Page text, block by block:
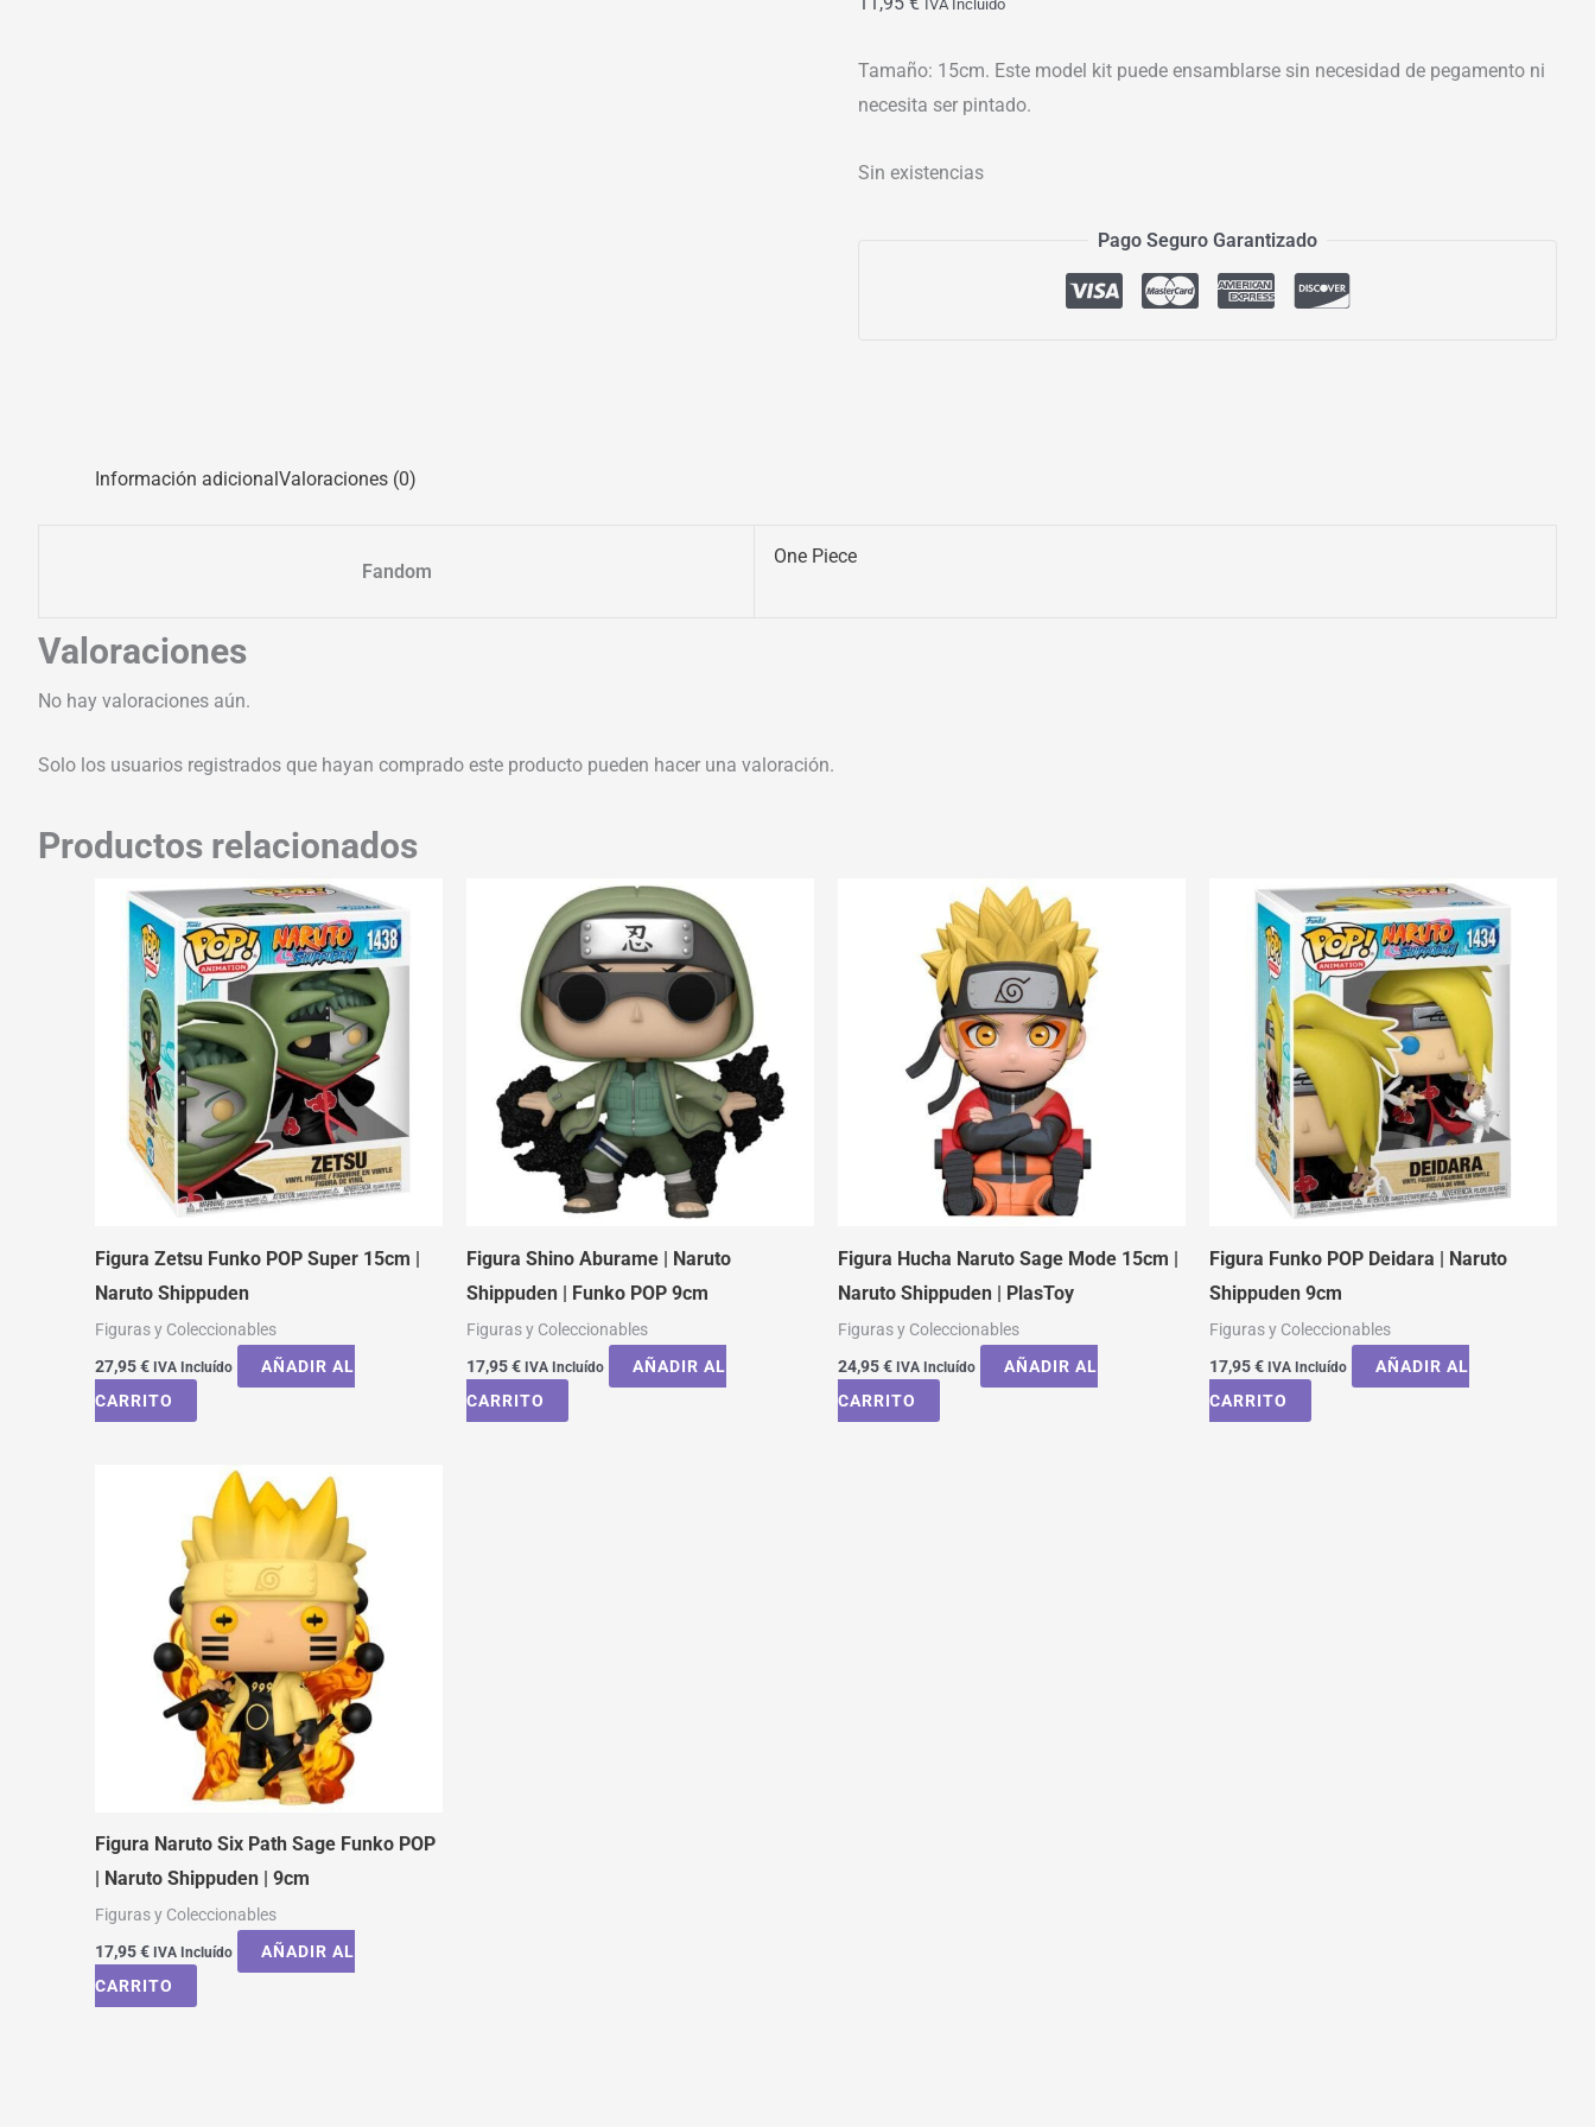
IVA Incluído
Tamaño: 15cm. Este model kit puede ensamblarse sin necesidad de pegamento ni
necesita ser pintado.
Sin existencias
Pago Seguro Garantizado
Información adicionalValoraciones (0)
Fandom
One Piece
Valoraciones
No hay valoraciones aún.
Solo los usuarios registrados que hayan comprado este producto pueden hacer una valoración.
Productos relacionados
Figura Zetsu Funko POP Super 15cm |
Naruto Shippuden
Figuras y Coleccionables
27,95€ IVA Incluído
AÑADIR AL
CARRITO
Figura Shino Aburame | Naruto
Shippuden | Funko POP 9cm
Figuras y Coleccionables
17,95€ IVA Incluído
AÑADIR AL
CARRITO
Figura Hucha Naruto Sage Mode 15cm |
Naruto Shippuden | PlasToy
Figuras y Coleccionables
24,95€ IVA Incluído
AÑADIR AL
CARRITO
Figura Funko POP Deidara | Naruto
Shippuden 9cm
Figuras y Coleccionables
17,95€ IVA Incluído
AÑADIR AL
CARRITO
Figura Naruto Six Path Sage Funko POP
| Naruto Shippuden | 9cm
Figuras y Coleccionables
17,95€ IVA Incluído
AÑADIR AL
CARRITO